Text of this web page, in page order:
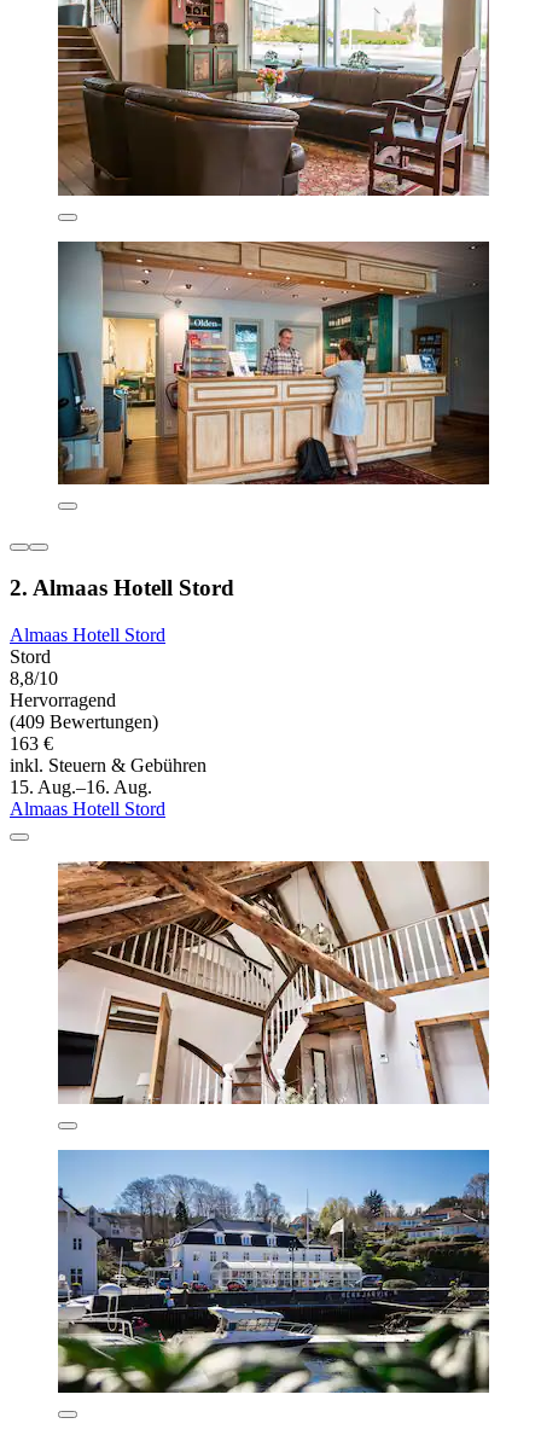
2. Almaas Hotell Stord
Almaas Hotell Stord
Stord
8,8/10
Hervorragend
(409 Bewertungen)
163 €
inkl. Steuern & Gebühren
15. Aug.–16. Aug.
Almaas Hotell Stord